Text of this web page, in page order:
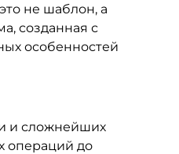
не шаблон, а
созданная с
особенностей
и сложнейших
операций до